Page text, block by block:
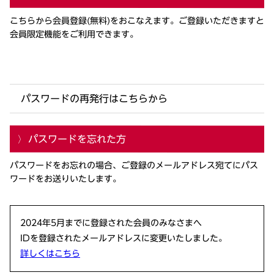
こちらから会員登録(無料)をおこなえます。ご登録いただきますと
会員限定機能をご利用できます。
パスワードの再発行はこちらから
パスワードを忘れた方
パスワードをお忘れの場合、ご登録のメールアドレス宛てにパス
ワードをお送りいたします。
2024年5月までに登録された会員のみなさまへ
IDを登録されたメールアドレスに変更いたしました。
詳しくはこちら